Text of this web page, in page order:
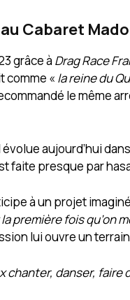
Cabaret Mado
grâce à Drag Race
comme « la reine du
le même
évolue aujourd’hui
faite presque par
à un projet
la première fois qu’on
lui ouvre un
chanter, danser, faire